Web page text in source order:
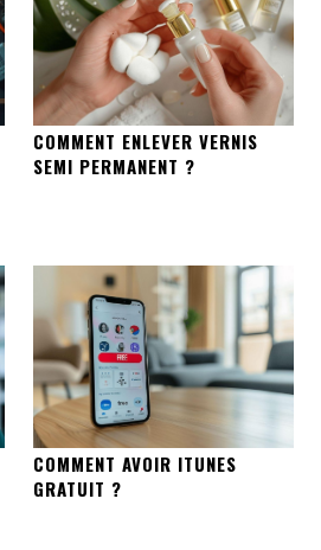
COMMENT ENLEVER VERNIS
SEMI PERMANENT ?
COMMENT AVOIR ITUNES
GRATUIT ?